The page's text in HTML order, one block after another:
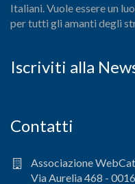
Italiani. Vuole essere un
per tutti gli amanti degli
Iscriviti alla
Contatti
Associazione
Via Aurelia 468 -